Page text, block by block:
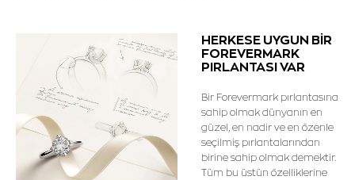
HERKESE UYGUN BİR
FOREVERMARK
PIRLANTASI VAR
Bir Forevermark pırlantasına
sahip olmak dünyanın en
güzel, en nadir ve en özenle
seçilmiş pırlantalarından
birine sahip olmak demektir.
Tüm bu üstün özelliklerine